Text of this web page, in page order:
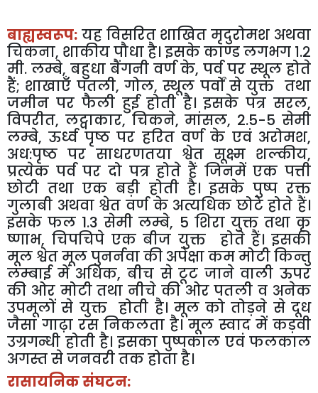
बाह्यस्वरूप: यह विसरित शाखित मृदुरोमश अथवा
चिकना, शाकीय पौधा है। इसके काण्ड लगभग १.२
मी. लम्बे, बहुधा बैंगनी वर्ण के, पर्व पर स्थूल होते
हैं; शाखाएँ पतली,गोल,स्थूल पर्वों से युक्त तथा
जमीन पर फैली हुई होती है। इसके पत्र सरल,
विपरीत, लट्वाकार,चिकने,मांसल, 2.5-5 सेमी
लम्बे,ऊर्ध्व पृष्ठ पर हरित वर्ण के एवं अरोमश,
अध:पृष्ठ पर साधरणतया श्वेत सूक्ष्म शल्कीय,
प्रत्येक पर्व पर दो पत्र होते हैं जिनमें एक पत्ती
छोटी तथा एक बड़ी होती है। इसके पुष्प रक्त
गुलाबी अथवा श्वेत वर्ण के अत्यधिक छोटे होते हैं।
इसके फल 1.3 सेमी लम्बे, 5 शिरा युक्त तथा कृ
ष्णाभ, चिपचिपे एक बीज युक्त होते हैं। इसकी
मूल श्वेत मूल पुनर्नवा की अपेक्षा कम मोटी किन्तु
लम्बाई में अधिक, बीच से टूट जाने वाली ऊपर
की ओर मोटी तथा नीचे की ओर पतली व अनेक
उपमूलों से युक्त होती है। मूल को तोड़ने से दूध
जैसा गाढ़ा रस निकलता है। मूल स्वाद में कड़वी
उग्रगन्धी होती है। इसका पुष्पकाल एवं फलकाल
अगस्त से जनवरी तक होता है।
रासायनिक संघटन: